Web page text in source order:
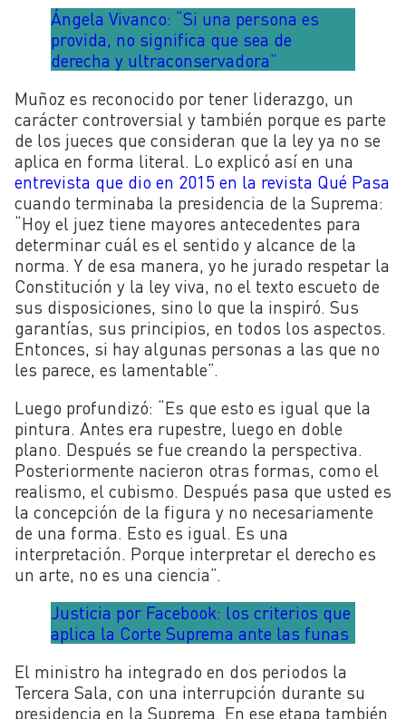
Ángela Vivanco: “Si una persona es
provida, no significa que sea de
derecha y ultraconservadora”
Muñoz es reconocido por tener liderazgo, un
carácter controversial y también porque es parte
de los jueces que consideran que la ley ya no se
aplica en forma literal. Lo explicó así en una
entrevista que dio en 2015 en la revista Qué Pasa
cuando terminaba la presidencia de la Suprema:
“Hoy el juez tiene mayores antecedentes para
determinar cuál es el sentido y alcance de la
norma. Y de esa manera, yo he jurado respetar la
Constitución y la ley viva, no el texto escueto de
sus disposiciones, sino lo que la inspiró. Sus
garantías, sus principios, en todos los aspectos.
Entonces, si hay algunas personas a las que no
les parece, es lamentable”.
Luego profundizó: “Es que esto es igual que la
pintura. Antes era rupestre, luego en doble
plano. Después se fue creando la perspectiva.
Posteriormente nacieron otras formas, como el
realismo, el cubismo. Después pasa que usted es
la concepción de la figura y no necesariamente
de una forma. Esto es igual. Es una
interpretación. Porque interpretar el derecho es
un arte, no es una ciencia”.
Justicia por Facebook: los criterios que
aplica la Corte Suprema ante las funas
El ministro ha integrado en dos periodos la
Tercera Sala, con una interrupción durante su
presidencia en la Suprema. En ese etapa también